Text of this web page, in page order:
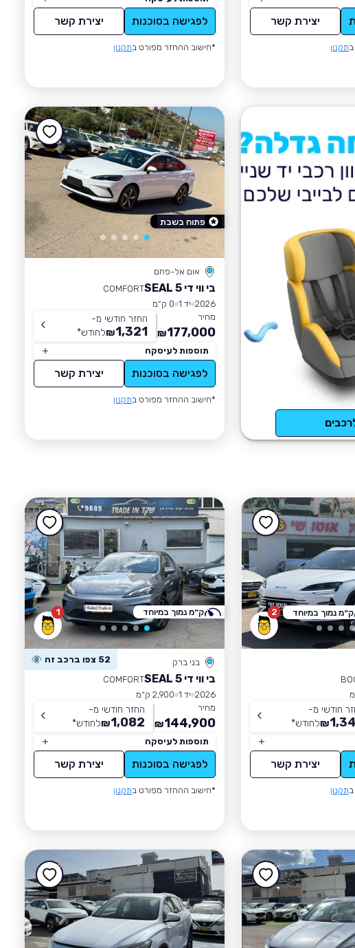
יצירת קשר
תקנון
לפגישה בסוכנות יצירת קשר
*חישוב ההחזר מפורט בתקנון
אום אל-פחם
בי ווי די SEAL 5
COMFORT
2026 יד 1
0 ק״מ
מחיר
177,000
₪
החזר חודשי מ-
1,321
₪לחודש*
תוספות לעיסקה
לפגישה בסוכנות יצירת קשר
*חישוב ההחזר מפורט בתקנון
פתוח בשבת
2
חודשי מ-
₪לחודש*
יצירת קשר
תקנון
ק״מ נמוך במיוחד 1
בני ברק 52 צפו ברכב זה
בי ווי די SEAL 5
COMFORT
2026 יד 1
2,900 ק״מ
מחיר
144,900
₪
החזר חודשי מ-
1,082
₪לחודש*
תוספות לעיסקה
לפגישה בסוכנות יצירת קשר
*חישוב ההחזר מפורט בתקנון
ק״מ נמוך במיוחד